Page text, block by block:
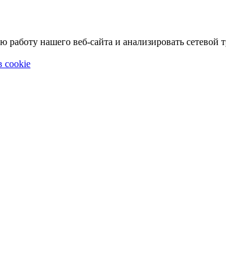
нашего веб-сайта и анализировать сетевой
cookie